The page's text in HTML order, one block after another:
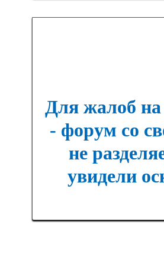
Для жалоб на
- форум со
не
увидели